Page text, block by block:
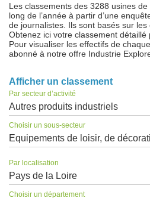
Les classements des 3288 usines
long de l’année à partir d’une
de journalistes. Ils sont basés sur les
Obtenez ici votre classement détaillé
Pour visualiser les effectifs de
abonné à notre offre Industrie
Afficher un classement
Par secteur d’activité
Autres produits industriels
Choisir un sous-secteur
Equipements de loisir, de
Par localisation
Pays de la Loire
Choisir un département